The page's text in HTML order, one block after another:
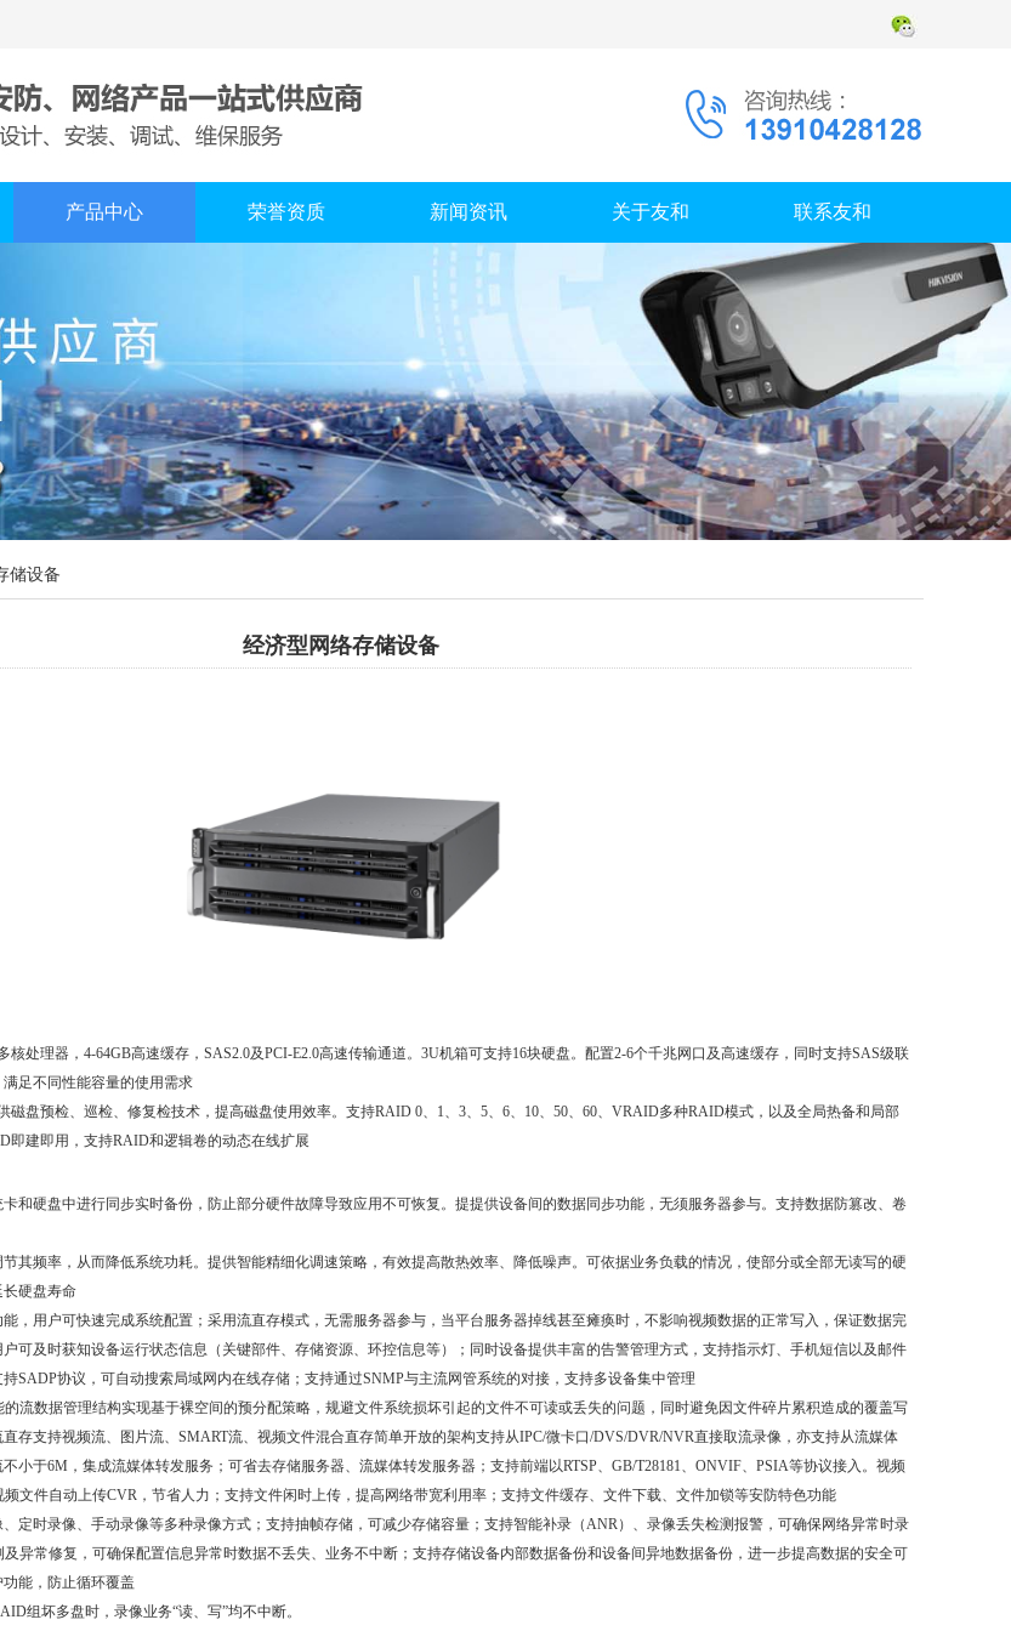
产品中心 荣誉资质 新闻资讯 关于友和 联系友和
储设备
经济型网络存储设备
核处理器，4-64GB高速缓存，SAS2.0及PCI-E2.0高速传输通道。3U机箱可支持16块硬盘。配置2-6个千兆网口及高速缓存，同时支持SAS级联
足不同性能容量的使用需求
磁盘预检、巡检、修复检技术，提高磁盘使用效率。支持RAID 0、1、3、5、6、10、50、60、VRAID多种RAID模式，以及全局热备和局部
即建即用，支持RAID和逻辑卷的动态在线扩展
和硬盘中进行同步实时备份，防止部分硬件故障导致应用不可恢复。提提供设备间的数据同步功能，无须服务器参与。支持数据防篡改、卷
其频率，从而降低系统功耗。提供智能精细化调速策略，有效提高散热效率、降低噪声。可依据业务负载的情况，使部分或全部无读写的硬
硬盘寿命
，用户可快速完成系统配置；采用流直存模式，无需服务器参与，当平台服务器掉线甚至瘫痪时，不影响视频数据的正常写入，保证数据完
可及时获知设备运行状态信息（关键部件、存储资源、环控信息等）；同时设备提供丰富的告警管理方式，支持指示灯、手机短信以及邮件
SADP协议，可自动搜索局域网内在线存储；支持通过SNMP与主流网管系统的对接，支持多设备集中管理
流数据管理结构实现基于裸空间的预分配策略，规避文件系统损坏引起的文件不可读或丢失的问题，同时避免因文件碎片累积造成的覆盖写
存支持视频流、图片流、SMART流、视频文件混合直存简单开放的架构支持从IPC/微卡口/DVS/DVR/NVR直接取流录像，亦支持从流媒体
小于6M，集成流媒体转发服务；可省去存储服务器、流媒体转发服务器；支持前端以RTSP、GB/T28181、ONVIF、PSIA等协议接入。视频
文件自动上传CVR，节省人力；支持文件闲时上传，提高网络带宽利用率；支持文件缓存、文件下载、文件加锁等安防特色功能
定时录像、手动录像等多种录像方式；支持抽帧存储，可减少存储容量；支持智能补录（ANR）、录像丢失检测报警，可确保网络异常时录
异常修复，可确保配置信息异常时数据不丢失、业务不中断；支持存储设备内部数据备份和设备间异地数据备份，进一步提高数据的安全可
能，防止循环覆盖
组坏多盘时，录像业务“读、写”均不中断。